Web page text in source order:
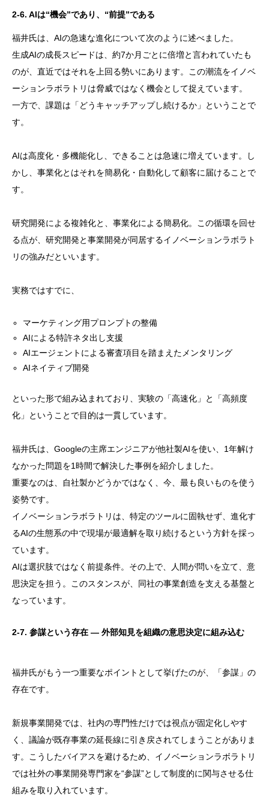
2-6. AIは“機会”であり、“前提”である
福井氏は、AIの急速な進化について次のように述べました。
生成AIの成長スピードは、約7か月ごとに倍増と言われていたも
のが、直近ではそれを上回る勢いにあります。この潮流をイノベ
ーションラボラトリは脅威ではなく機会として捉えています。
一方で、課題は「どうキャッチアップし続けるか」ということで
す。
AIは高度化・多機能化し、できることは急速に増えています。し
かし、事業化とはそれを簡易化・自動化して顧客に届けることで
す。
研究開発による複雑化と、事業化による簡易化。この循環を回せ
る点が、研究開発と事業開発が同居するイノベーションラボラト
リの強みだといいます。
実務ではすでに、
マーケティング用プロンプトの整備
AIによる特許ネタ出し支援
AIエージェントによる審査項目を踏まえたメンタリング
AIネイティブ開発
といった形で組み込まれており、実験の「高速化」と「高頻度
化」ということで目的は一貫しています。
福井氏は、Googleの主席エンジニアが他社製AIを使い、1年解け
なかった問題を1時間で解決した事例を紹介しました。
重要なのは、自社製かどうかではなく、今、最も良いものを使う
姿勢です。
イノベーションラボラトリは、特定のツールに固執せず、進化す
るAIの生態系の中で現場が最適解を取り続けるという方針を採っ
ています。
AIは選択肢ではなく前提条件。その上で、人間が問いを立て、意
思決定を担う。このスタンスが、同社の事業創造を支える基盤と
なっています。
2-7. 参謀という存在 ― 外部知見を組織の意思決定に組み込む
福井氏がもう一つ重要なポイントとして挙げたのが、「参謀」の
存在です。
新規事業開発では、社内の専門性だけでは視点が固定化しやす
く、議論が既存事業の延長線に引き戻されてしまうことがありま
す。こうしたバイアスを避けるため、イノベーションラボラトリ
では社外の事業開発専門家を“参謀”として制度的に関与させる仕
組みを取り入れています。